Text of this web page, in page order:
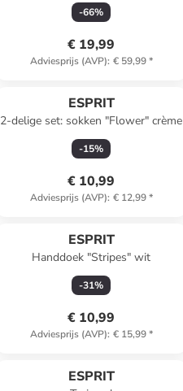
-66%
€ 19,99
Adviesprijs (AVP): € 59,99*
ESPRIT
2-delige set: sokken "Flower" crème
-15%
€ 10,99
Adviesprijs (AVP): € 12,99*
ESPRIT
Handdoek "Stripes" wit
-31%
€ 10,99
Adviesprijs (AVP): € 15,99*
ESPRIT